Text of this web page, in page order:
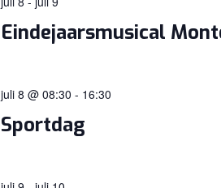
Eindejaarsmusical
Sportdag
juli 8 @ 08:30 - 16:30